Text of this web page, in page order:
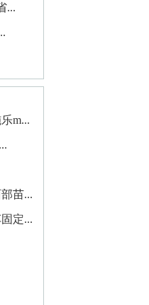
...
m...
苗...
定...